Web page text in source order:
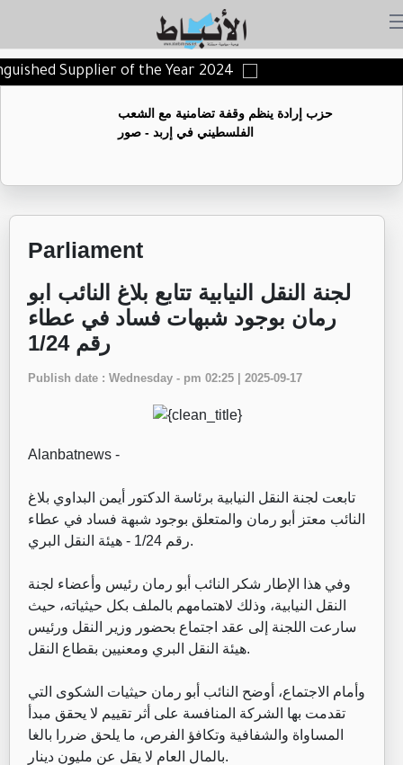
Supplier of the Year 2024
حزب إرادة ينظم وقفة تضامنية مع الشعب
الفلسطيني في إربد - صور
Parliament
لجنة النقل النيابية تتابع بلاغ النائب ابو
رمان بوجود شبهات فساد في عطاء
رقم 1/24
Publish date : Wednesday - pm 02:25 | 2025-09-17
Alanbatnews -
تابعت لجنة النقل النيابية برئاسة الدكتور أيمن البداوي بلاغ
النائب معتز أبو رمان والمتعلق بوجود شبهة فساد في عطاء
رقم 1/24 - هيئة النقل البري.
وفي هذا الإطار شكر النائب أبو رمان رئيس وأعضاء لجنة
النقل النيابية، وذلك لاهتمامهم بالملف بكل حيثياته، حيث
سارعت اللجنة إلى عقد اجتماع بحضور وزير النقل ورئيس
هيئة النقل البري ومعنيين بقطاع النقل.
وأمام الاجتماع، أوضح النائب أبو رمان حيثيات الشكوى التي
تقدمت بها الشركة المنافسة على أثر تقييم لا يحقق مبدأ
المساواة والشفافية وتكافؤ الفرص، ما يلحق ضررا بالغا
بالمال العام لا يقل عن مليون دينار.